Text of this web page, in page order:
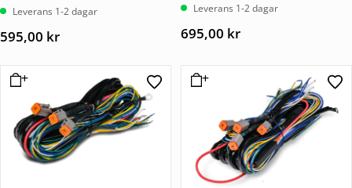
Leverans 1-2 dagar
595,00 kr
Leverans 1-2 dagar
695,00 kr